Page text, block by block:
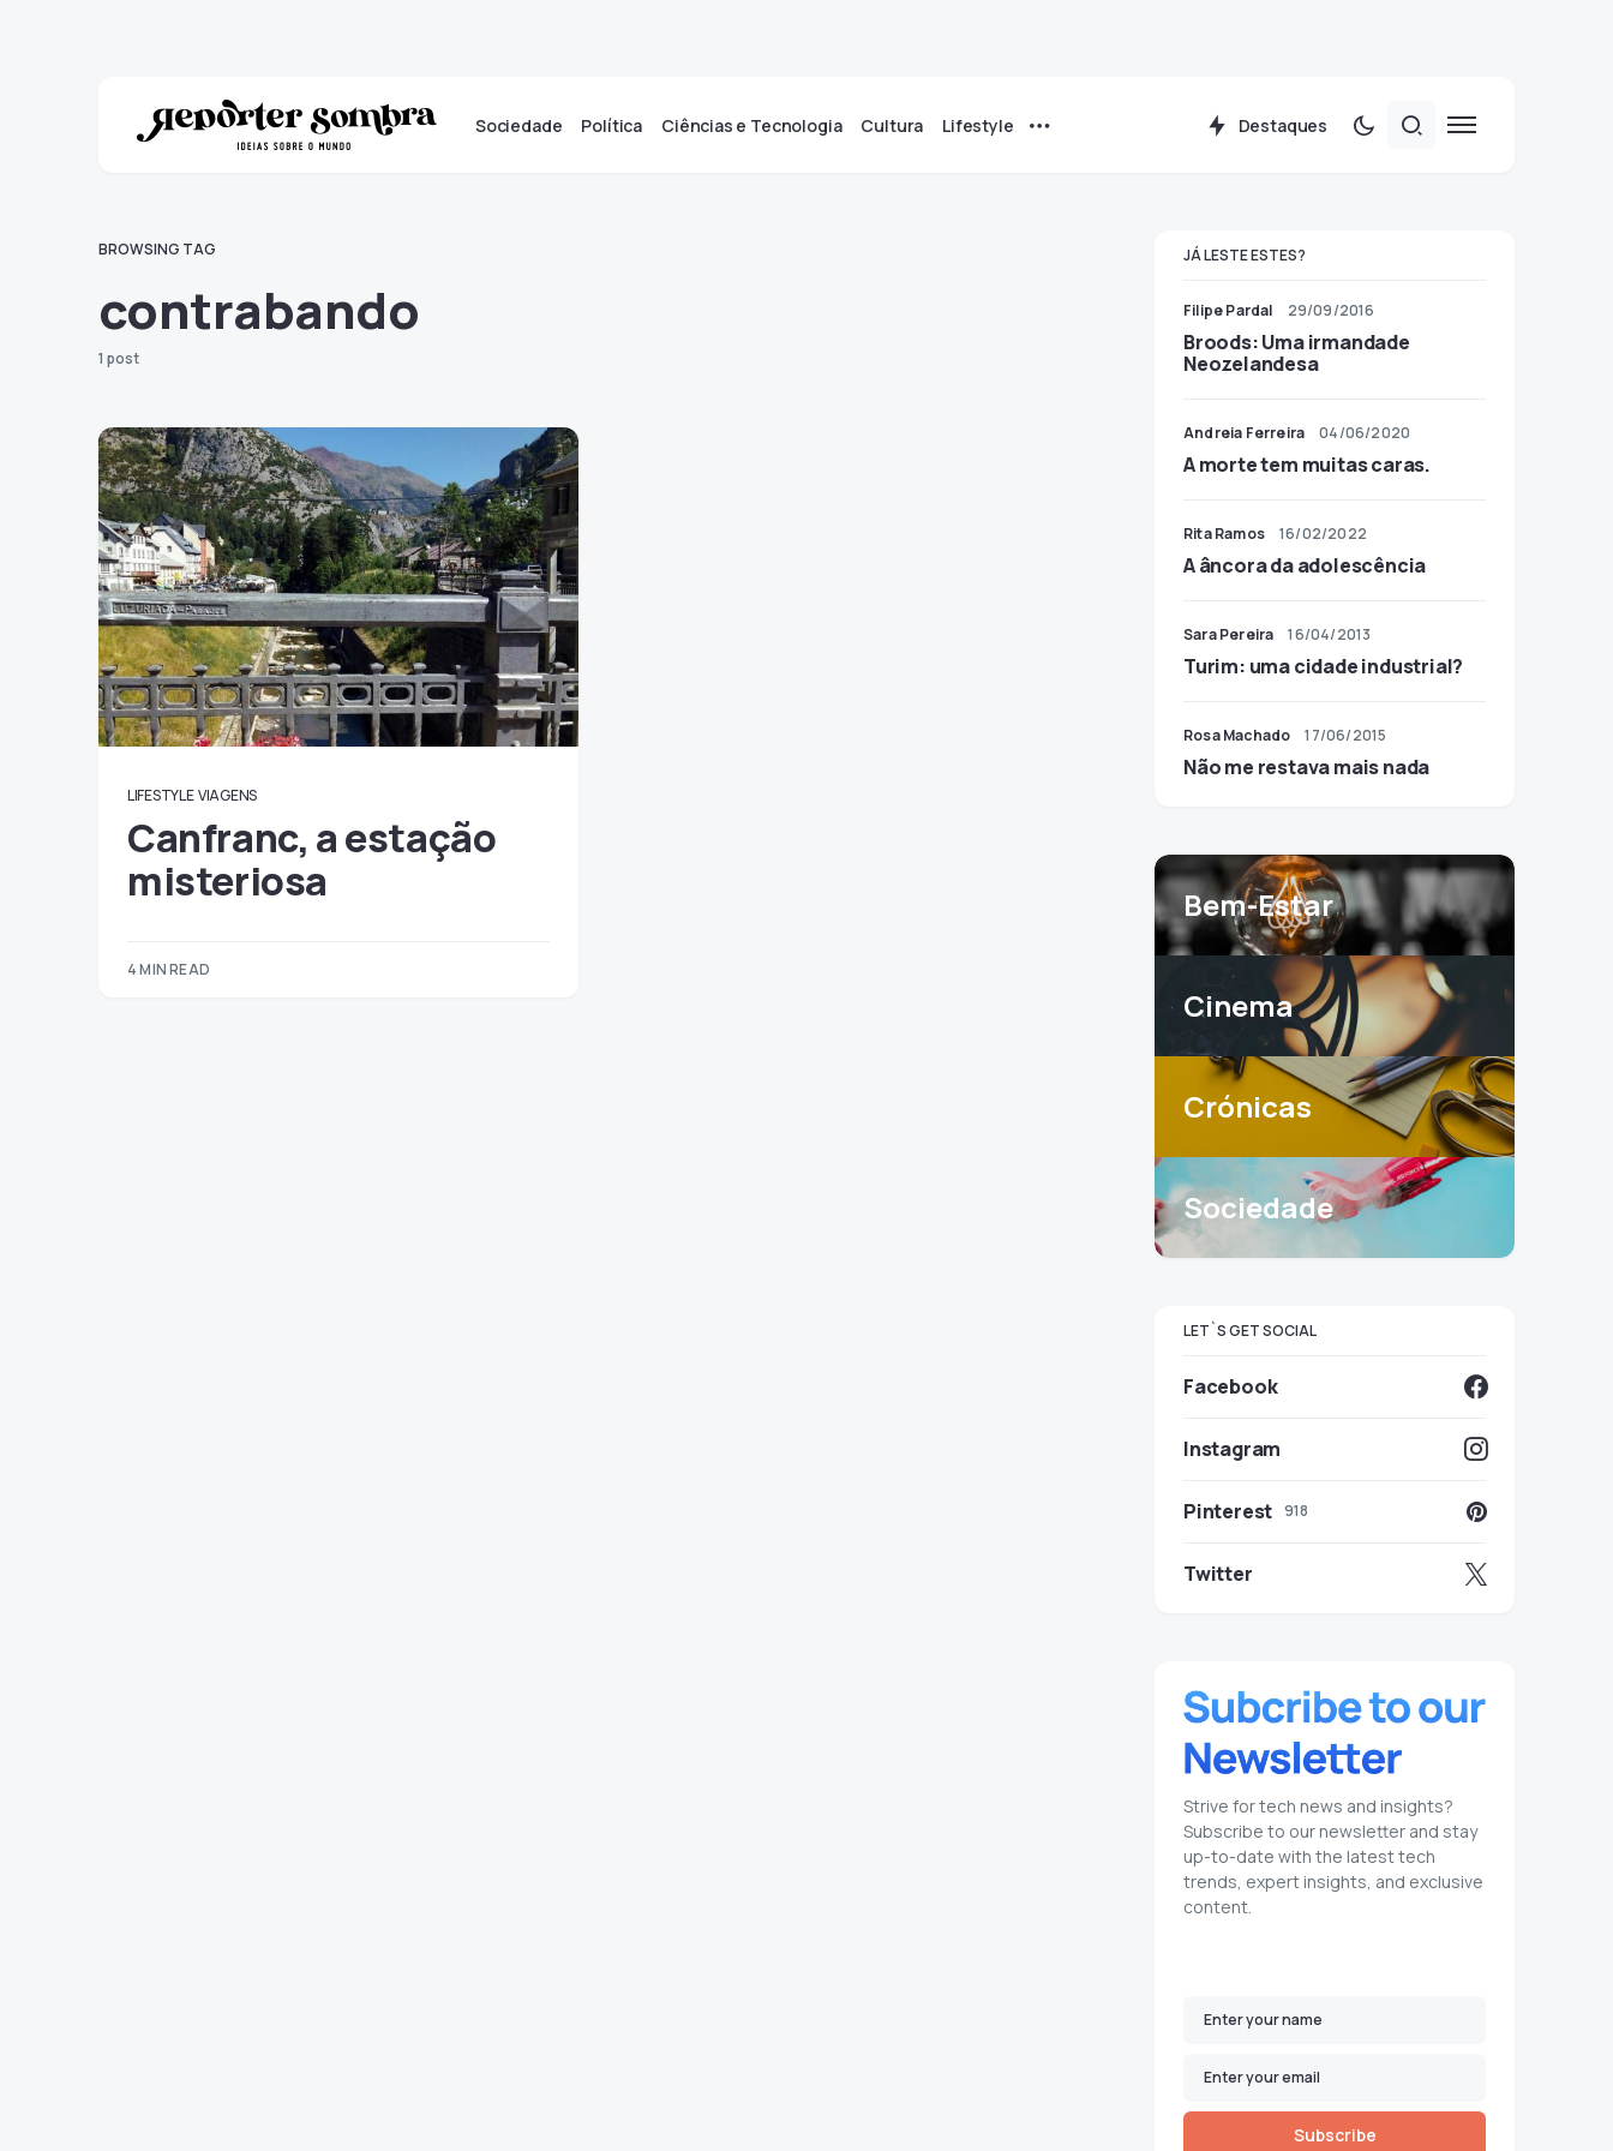
Sociedade Política Ciências e Tecnologia Cultura Lifestyle Destaques
BROWSING TAG
contrabando
1 post
LIFESTYLE VIAGENS
Canfranc, a estação
misteriosa
4 MIN READ
JÁ LESTE ESTES?
Filipe Pardal 29/09/2016
Broods: Uma irmandade
Neozelandesa
Andreia Ferreira 04/06/2020
A morte tem muitas caras.
Rita Ramos 16/02/2022
A âncora da adolescência
Sara Pereira 16/04/2013
Turim: uma cidade industrial?
Rosa Machado 17/06/2015
Não me restava mais nada
Bem-Estar
Cinema
Crónicas
Sociedade
LET`S GET SOCIAL
Facebook
Instagram
Pinterest 918
Twitter
Strive for tech news and insights?
Subscribe to our newsletter and stay
up-to-date with the latest tech
trends, expert insights, and exclusive
content.
Subscribe